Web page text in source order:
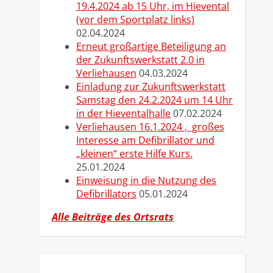
19.4.2024 ab 15 Uhr, im Hievental
(vor dem Sportplatz links)
02.04.2024
Erneut großartige Beteiligung an
der Zukunftswerkstatt 2.0 in
Verliehausen 04.03.2024
Einladung zur Zukunftswerkstatt
Samstag den 24.2.2024 um 14 Uhr
in der Hieventalhalle07.02.2024
Verliehausen 16.1.2024 , großes
Interesse am Defibrillator und
„kleinen“ erste Hilfe Kurs.
25.01.2024
Einweisung in die Nutzung des
Defibrillators 05.01.2024
Alle Beiträge des Ortsrats